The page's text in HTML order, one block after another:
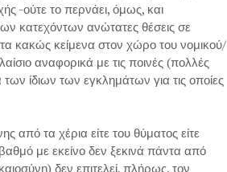
-ούτε το περνάει, όμως, και
κατεχόντων ανώτατες θέσεις σε
κακώς κείμενα στον χώρο του νομικού/
αναφορικά με τις ποινές (πολλές
ίδιων των εγκλημάτων για τις οποίες
από τα χέρια είτε του θύματος είτε
με εκείνο δεν ξεκινά πάντα από
δεν επιτελεί, πλήρως, τον